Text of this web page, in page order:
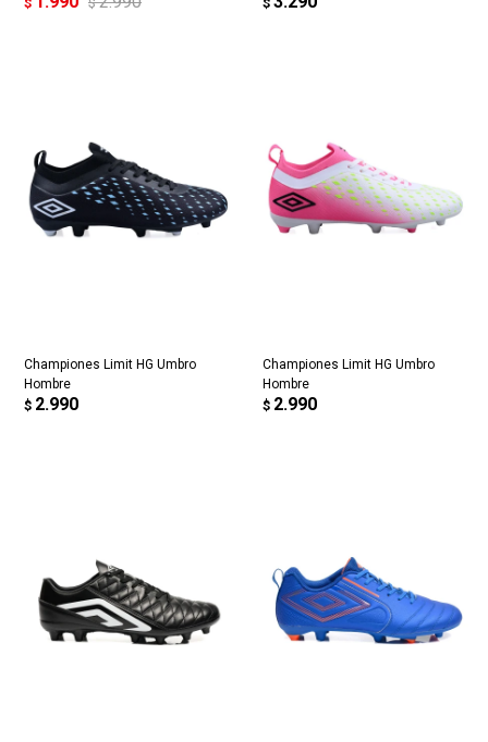
Championes Limit HG Umbro
Hombre
$ 2.990
Championes Limit HG Umbro
Hombre
$ 2.990